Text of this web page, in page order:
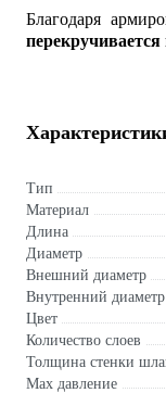
Благодаря
перекручивается
Тип
Материал
Длина
Диаметр
Внешний диаметр
Внутренний диаметр
Цвет
Количество слоев
Толщина стенки
Max давление